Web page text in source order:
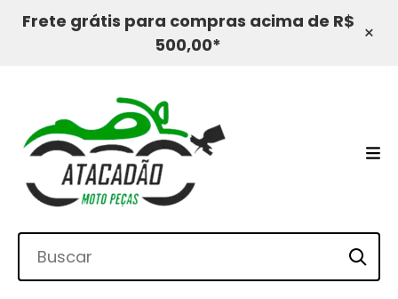
Frete grátis para compras acima de R$
500,00*
×